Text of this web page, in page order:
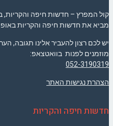
קול המפרץ – חדשות חיפה והקריות,
מביא את חדשות חיפה והקריות
יש לכם רצון להעביר אלינו תגובה,
מוזמנים לפנות בוואטצאפ:
052-3190319
הצהרת נגישות האתר
חדשות חיפה והקריות